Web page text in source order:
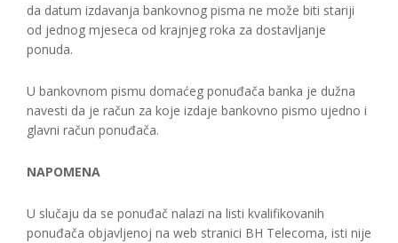
da datum izdavanja bankovnog pisma ne može biti stariji
od jednog mjeseca od krajnjeg roka za dostavljanje
ponuda.
U bankovnom pismu domaćeg ponuđača banka je dužna
navesti da je račun za koje izdaje bankovno pismo ujedno i
glavni račun ponuđača.
NAPOMENA
U slučaju da se ponuđač nalazi na listi kvalifikovanih
ponuđača objavljenoj na web stranici BH Telecoma, isti nije